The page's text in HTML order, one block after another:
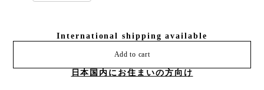
International shipping available
Add to cart
日本国内にお住まいの方向け